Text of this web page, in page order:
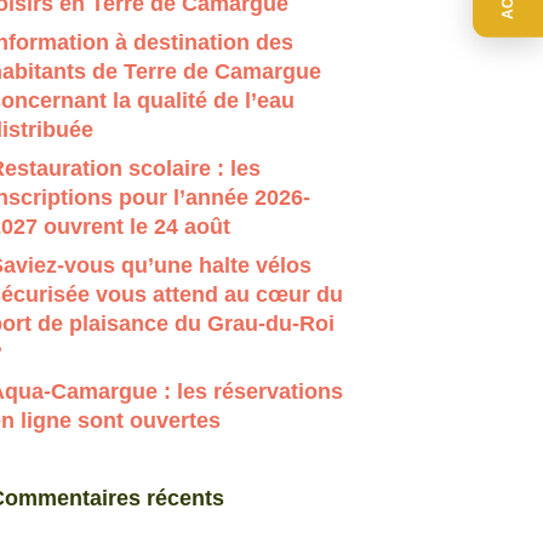
entrer pour aller à la page désirée.
à destination des
de Terre de Camargue
la qualité de l’eau
scolaire : les
pour l’année 2026-
ouvrent le 24 août
vous qu’une halte vélos
vous attend au cœur du
de plaisance du Grau-du-Roi
Camargue : les réservations
ligne sont ouvertes
récents